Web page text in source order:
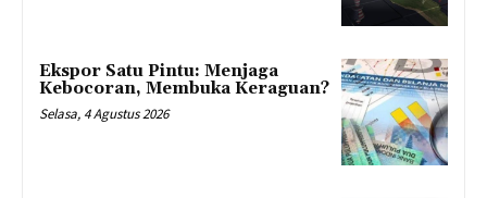
Ekspor Satu Pintu: Menjaga
Kebocoran, Membuka Keraguan?
Selasa, 4 Agustus 2026